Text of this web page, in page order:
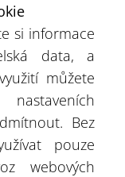
si informace
data, a
můžete
Bez
pouze
webových